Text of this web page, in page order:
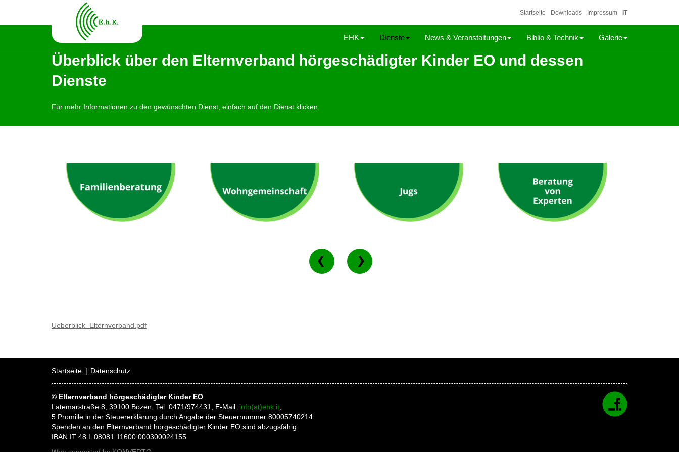
EHK Dienste News & Veranstaltungen Biblio & Technik Galerie
Startseite Downloads Impressum IT
Überblick über den Elternverband hörgeschädigter Kinder EO und dessen
Dienste
Für mehr Informationen zu den gewünschten Dienst, einfach auf den Dienst klicken.
Ueberblick_Elternverband.pdf
Startseite Datenschutz
© Elternverband hörgeschädigter Kinder EO
Latemarstraße 8, 39100 Bozen, Tel: 0471/974431, E-Mail: info(at)ehk.it
5 Promille in der Steuererklärung durch Angabe der Steuernummer 80005740214
Spenden an den Elternverband hörgeschädigter Kinder EO sind abzugsfähig.
IBAN IT 48 L 08081 11600 000300024155